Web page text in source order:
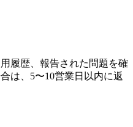
履歴、報告された問題を確
は、5〜10営業日以内に返